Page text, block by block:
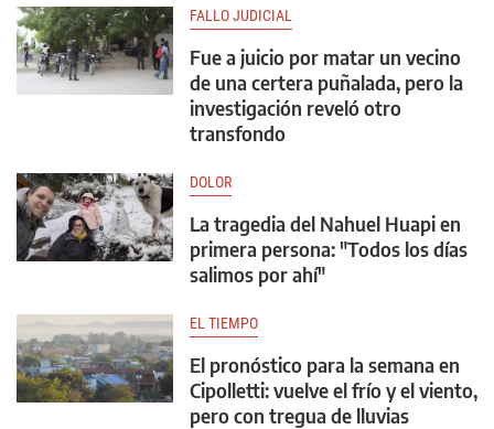
FALLO JUDICIAL
Fue a juicio por matar un vecino
de una certera puñalada, pero la
investigación reveló otro
transfondo
DOLOR
La tragedia del Nahuel Huapi en
primera persona: "Todos los días
salimos por ahí"
EL TIEMPO
El pronóstico para la semana en
Cipolletti: vuelve el frío y el viento,
pero con tregua de lluvias